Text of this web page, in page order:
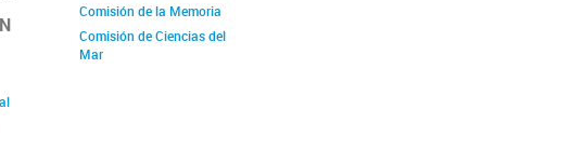
Comisión de la Memoria
Comisión de Ciencias del
Mar